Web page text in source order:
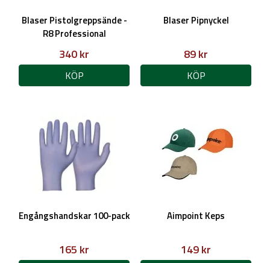
Blaser Pistolgreppsände -
R8 Professional
340 kr
KÖP
Blaser Pipnyckel
89 kr
KÖP
Engångshandskar 100-pack
165 kr
Aimpoint Keps
149 kr